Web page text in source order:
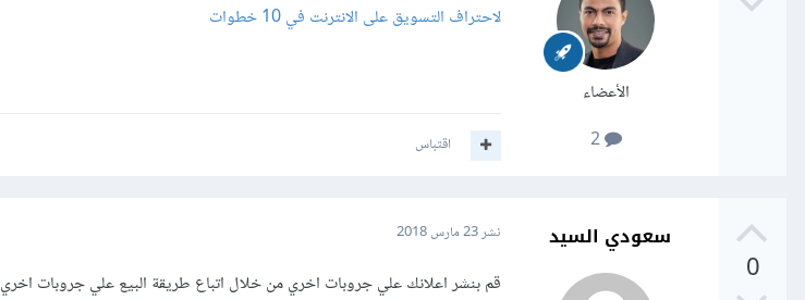
الأعضاء
2
لاحتراف التسويق على الانترنت في 10 خطوات
اقتباس
0
سعودي السيد نشر23 مارس 2018
قم بنشر اعلانك علي جروبات اخري من خلال اتباع طريقة البيع علي جروبات اخري